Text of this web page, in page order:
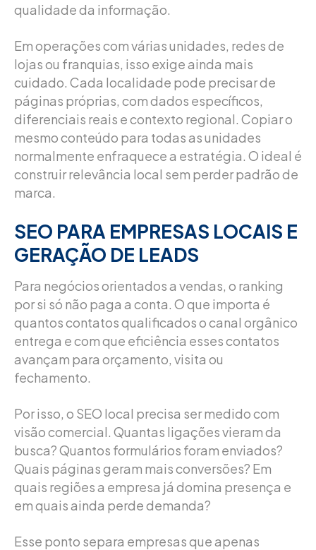
qualidade da informação.
Em operações com várias unidades, redes de
lojas ou franquias, isso exige ainda mais
cuidado. Cada localidade pode precisar de
páginas próprias, com dados específicos,
diferenciais reais e contexto regional. Copiar o
mesmo conteúdo para todas as unidades
normalmente enfraquece a estratégia. O ideal é
construir relevância local sem perder padrão de
marca.
SEO PARA EMPRESAS LOCAIS E
GERAÇÃO DE LEADS
Para negócios orientados a vendas, o ranking
por si só não paga a conta. O que importa é
quantos contatos qualificados o canal orgânico
entrega e com que eficiência esses contatos
avançam para orçamento, visita ou
fechamento.
Por isso, o SEO local precisa ser medido com
visão comercial. Quantas ligações vieram da
busca? Quantos formulários foram enviados?
Quais páginas geram mais conversões? Em
quais regiões a empresa já domina presença e
em quais ainda perde demanda?
Esse ponto separa empresas que apenas